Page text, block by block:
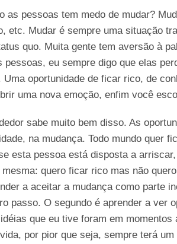
as pessoas tem medo de mudar?
etc. Mudar é sempre uma situação
quo. Muita gente tem aversão à
pessoas, eu sempre digo que elas
Uma oportunidade de ficar rico, de
uma nova emoção, enfim você
sabe muito bem disso. As
na mudança. Todo mundo quer
esta pessoa está disposta a
quero ficar rico mas não
a aceitar a mudança como parte
passo. O segundo é aprender a ver
que eu tive foram em momentos
por pior que seja, sempre terá um